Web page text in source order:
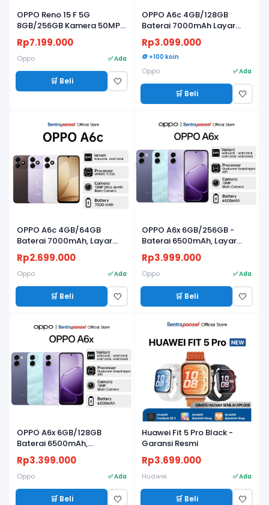
OPPO Reno 15 F 5G
8GB/256GB Kamera 50MP,
Baterai 7000mAh, Layar
AMOLED 120Hz
Rp7.199.000
Oppo ✅ Ada
🛒 Beli 🤍
OPPO A6c 4GB/128GB
Baterai 7000mAh Layar
120Hz
Rp3.099.000
🪙 +100 koin
Oppo ✅ Ada
🛒 Beli 🤍
OPPO A6c 4GB/64GB
Baterai 7000mAh, Layar
120Hz
Rp2.699.000
Oppo ✅ Ada
🛒 Beli 🤍
OPPO A6x 6GB/256GB -
Baterai 6500mAh, Layar
120Hz & Snapdragon 685
Rp3.999.000
Oppo ✅ Ada
🛒 Beli 🤍
OPPO A6x 6GB/128GB
Baterai 6500mAh,
Snapdragon 685, Layar
120Hz, IP64 - Garansi Resmi
Rp3.399.000
Oppo ✅ Ada
🛒 Beli 🤍
Huawei Fit 5 Pro Black -
Garansi Resmi
Rp3.699.000
Huawei ✅ Ada
🛒 Beli 🤍